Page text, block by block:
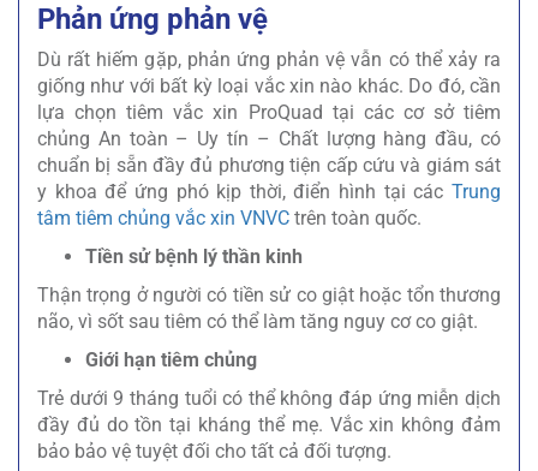
Phản ứng phản vệ
Dù rất hiếm gặp, phản ứng phản vệ vẫn có thể xảy ra
giống như với bất kỳ loại vắc xin nào khác. Do đó, cần
lựa chọn tiêm vắc xin ProQuad tại các cơ sở tiêm
chủng An toàn – Uy tín – Chất lượng hàng đầu, có
chuẩn bị sẵn đầy đủ phương tiện cấp cứu và giám sát
y khoa để ứng phó kịp thời, điển hình tại các Trung
tâm tiêm chủng vắc xin VNVC trên toàn quốc.
Tiền sử bệnh lý thần kinh
Thận trọng ở người có tiền sử co giật hoặc tổn thương
não, vì sốt sau tiêm có thể làm tăng nguy cơ co giật.
Giới hạn tiêm chủng
Trẻ dưới 9 tháng tuổi có thể không đáp ứng miễn dịch
đầy đủ do tồn tại kháng thể mẹ. Vắc xin không đảm
bảo bảo vệ tuyệt đối cho tất cả đối tượng.